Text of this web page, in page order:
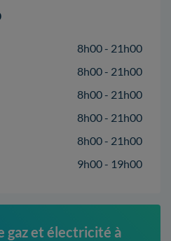
8h00 - 21h00
8h00 - 21h00
8h00 - 21h00
8h00 - 21h00
8h00 - 21h00
9h00 - 19h00
gaz et électricité à